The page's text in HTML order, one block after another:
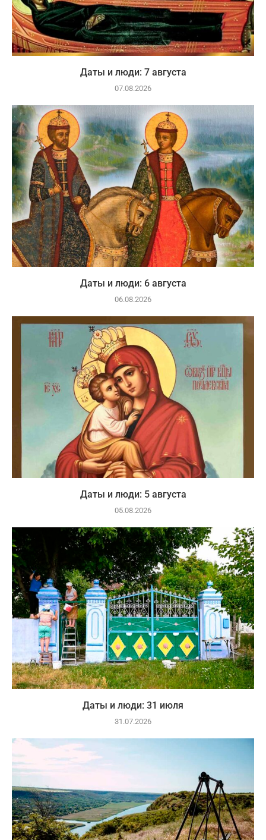
Даты и люди: 7 августа
07.08.2026
Даты и люди: 6 августа
06.08.2026
Даты и люди: 5 августа
05.08.2026
Даты и люди: 31 июля
31.07.2026